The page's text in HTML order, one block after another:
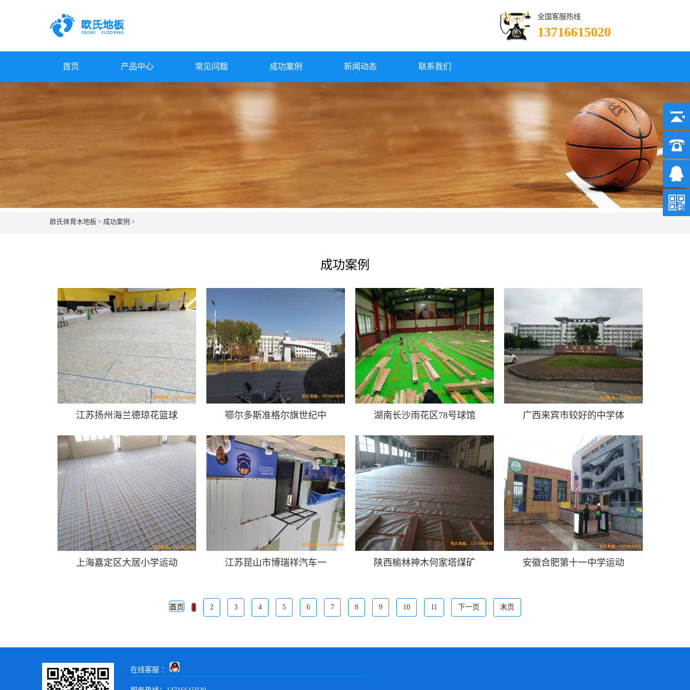
全国客服热线
13716615020
首页 产品中心 常见问题 成功案例 新闻动态 联系我们
欧氏体育木地板 > 成功案例 >
成功案例
江苏扬州海兰德琼花篮球 鄂尔多斯准格尔旗世纪中 湖南长沙雨花区78号球馆 广西来宾市较好的中学体
上海嘉定区大居小学运动 江苏昆山市博瑞祥汽车一 陕西榆林神木何家塔煤矿 安徽合肥第十一中学运动
首页 1 2 3 4 5 6 7 8 9 10 11 下一页 末页
在线客服 ：